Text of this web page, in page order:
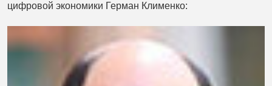
цифровой экономики Герман Клименко: